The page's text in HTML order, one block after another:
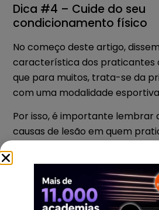
Dica #4 – Cuide do seu
condicionamento físico
No começo deste artigo,
característica dos praticantes
que para muitos, trata-se da
com uma modalidade
Por isso, é importante lembrar
causas de lesão em quem
Final de Semana”.
Ou seja, aquela pessoa que
praticar o seu esporte.